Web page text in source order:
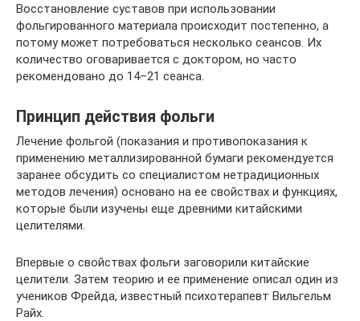
Восстановление суставов при использовании
фольгированного материала происходит постепенно, а
потому может потребоваться несколько сеансов. Их
количество оговаривается с доктором, но часто
рекомендовано до 14–21 сеанса.
Принцип действия фольги
Лечение фольгой (показания и противопоказания к
применению металлизированной бумаги рекомендуется
заранее обсудить со специалистом нетрадиционных
методов лечения) основано на ее свойствах и функциях,
которые были изучены еще древними китайскими
целителями.
Впервые о свойствах фольги заговорили китайские
целители. Затем теорию и ее применение описал один из
учеников Фрейда, известный психотерапевт Вильгельм
Райх.